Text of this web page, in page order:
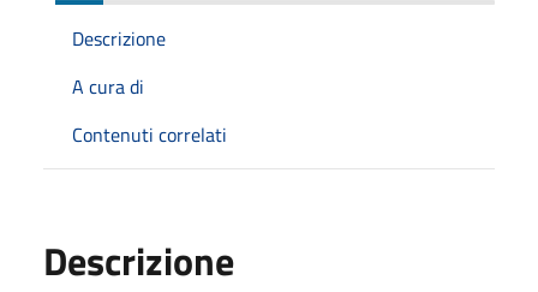
Descrizione
A cura di
Contenuti correlati
Descrizione